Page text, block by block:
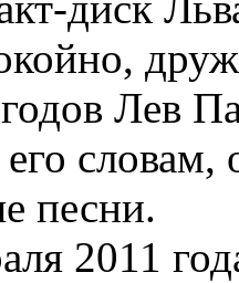
Лев
песни.
2011